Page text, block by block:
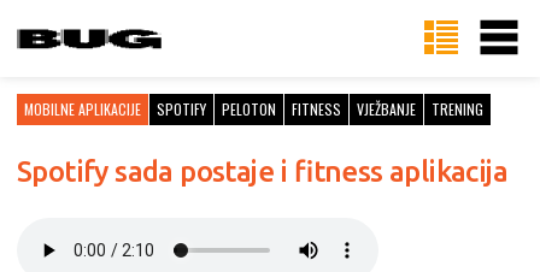
MOBILNE APLIKACIJE SPOTIFY PELOTON FITNESS VJEŽBANJE TRENING
Spotify sada postaje i fitness aplikacija